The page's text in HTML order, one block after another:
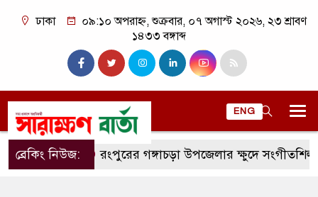
ঢাকা
০৯:১০ অপরাহ্ন, শুক্রবার, ০৭ অগাস্ট ২০২৬, ২৩ শ্রাবণ
১৪৩৩ বঙ্গাব্দ
ENG
ব্রেকিং নিউজ:রংপুরের গঙ্গাচড়া উপজেলার ক্ষুদে সংগীতশিল্পী